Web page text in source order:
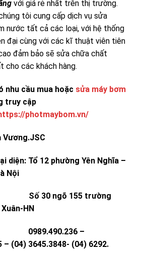
với giá rẻ nhất trên thị trường.
tôi cung cấp dịch vụ sửa
nước tất cả các loại, với hệ thống
đại cùng với các kĩ thuật viên tiên
đảm bảo sẽ sửa chữa chất
cho các khách hàng.
nhu cầu mua hoặc sửa máy bơm
truy cập
photmaybom.vn/
Vương.JSC
diện: Tổ 12 phường Yên Nghĩa –
Nội
Số 30 ngõ 155 trường
HN
–
– (04) 3645.3848- (04) 6292.